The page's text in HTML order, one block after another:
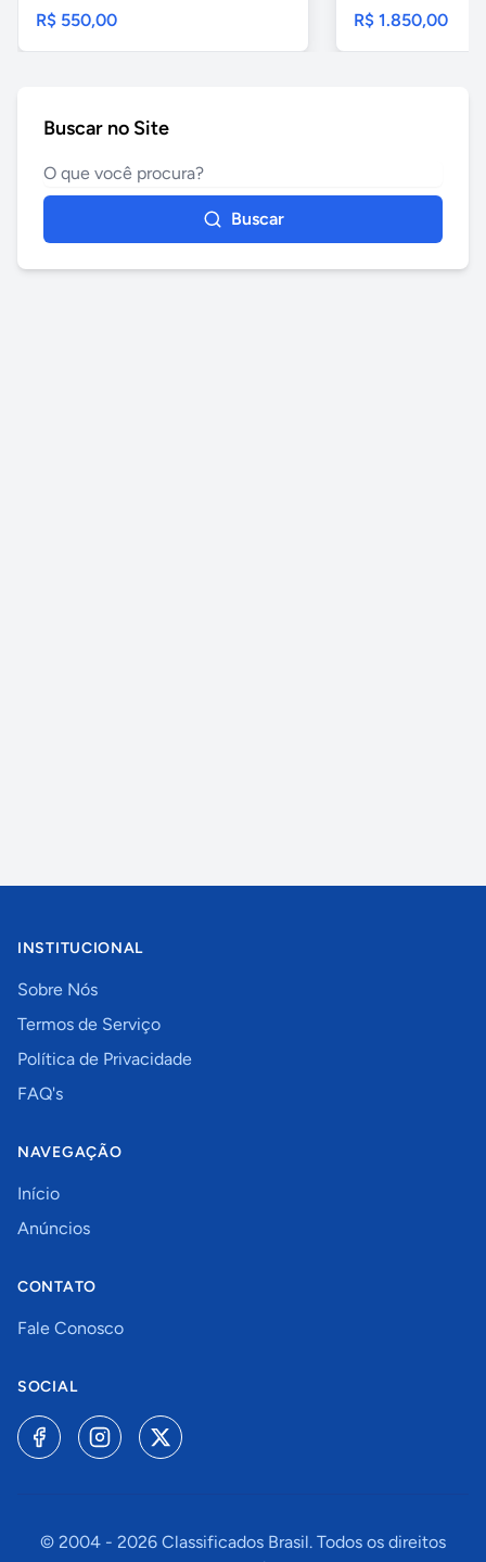
R$ 550,00 R$ 1.850,00
Buscar no Site
Buscar
INSTITUCIONAL
Sobre Nós
Termos de Serviço
Política de Privacidade
FAQ's
NAVEGAÇÃO
Início
Anúncios
CONTATO
Fale Conosco
SOCIAL
© 2004 - 2026 Classificados Brasil. Todos os direitos